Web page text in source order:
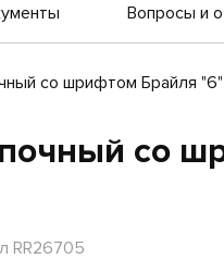
Вопросы и
со шрифтом Брайля
со
RR26705